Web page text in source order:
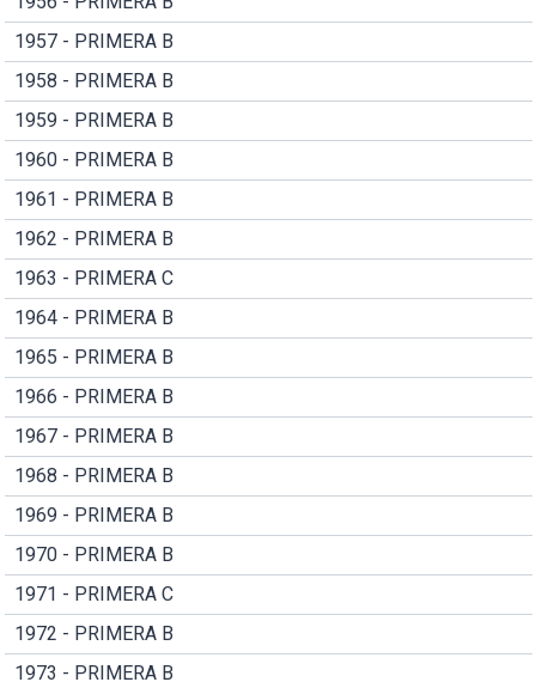
1957 - PRIMERA B
1958 - PRIMERA B
1959 - PRIMERA B
1960 - PRIMERA B
1961 - PRIMERA B
1962 - PRIMERA B
1963 - PRIMERA C
1964 - PRIMERA B
1965 - PRIMERA B
1966 - PRIMERA B
1967 - PRIMERA B
1968 - PRIMERA B
1969 - PRIMERA B
1970 - PRIMERA B
1971 - PRIMERA C
1972 - PRIMERA B
1973 - PRIMERA B